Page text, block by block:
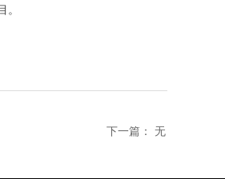
。
下一篇： 无